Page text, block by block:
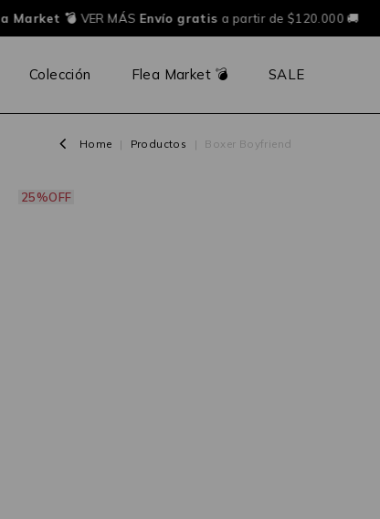
Market 💣VER MÁSEnvío gratisa partir de $120.000 🚚
Colección Flea Market 💣 SALE
Home | Productos | Boxer Boyfriend
25%OFF